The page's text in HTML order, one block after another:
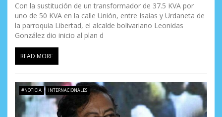
Con la sustitución de un transformador de 37.5 KVA por
uno de 50 KVA en la calle Unión, entre Isaías y Urdaneta de
la parroquia Libertad, el alcalde bolivariano Leonidas
González dio inicio al plan d
READ MORE
#NOTICIA INTERNACIONALES